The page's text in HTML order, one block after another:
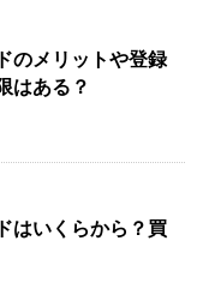
のメリットや登録
はある？
はいくらから？買